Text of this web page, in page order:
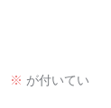
※ が付いてい